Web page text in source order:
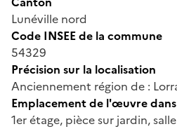
Lunéville nord
Code INSEE de la commune
54329
Précision sur la localisation
Anciennement région de :
Emplacement de l'œuvre
1er étage, pièce sur jardin,